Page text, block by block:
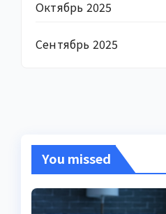
Октябрь 2025
Сентябрь 2025
You missed